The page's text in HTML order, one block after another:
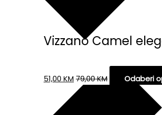
Vizzano Camel
51,00 KM79,00KM Odaberi